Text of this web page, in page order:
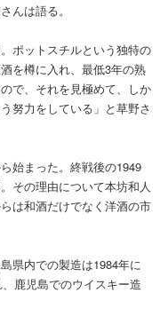
んは語る。
ポットスチルという独特の
を樽に入れ、最低3年の熟
で、それを見極めて、しか
努力をしている」と草野さ
始まった。終戦後の1949
その理由について本坊和人
は和酒だけでなく洋酒の市
県内での製造は1984年に
鹿児島でのウイスキー造